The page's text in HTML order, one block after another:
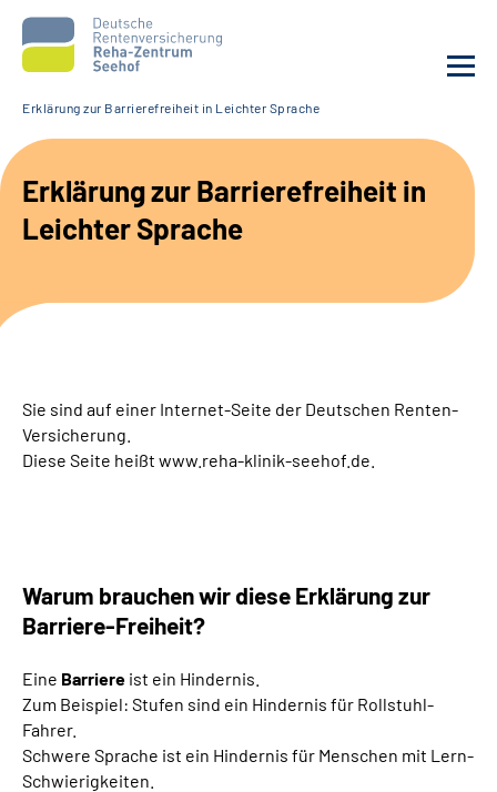
Unsere Klinik
Unsere Angebote
Suche
Erklärung zur Barrierefreiheit in Leichter Sprache
Erklärung zur Barrierefreiheit in
Leichter Sprache
Sie sind auf einer Internet-Seite der Deutschen Renten-
Versicherung.
Diese Seite heißt www.reha-klinik-seehof.de.
Warum brauchen wir diese Erklärung zur
Barriere-Freiheit?
Eine Barriere ist ein Hindernis.
Zum Beispiel: Stufen sind ein Hindernis für Rollstuhl-
Fahrer.
Schwere Sprache ist ein Hindernis für Menschen mit Lern-
Schwierigkeiten.